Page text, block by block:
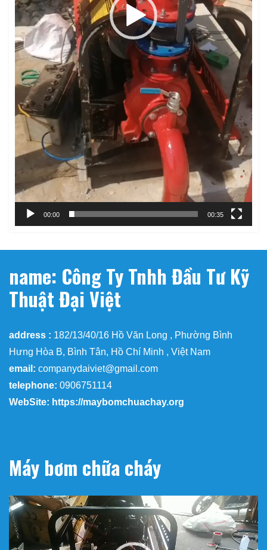
00:00 00:35
name: Công Ty Tnhh Đầu Tư Kỹ
Thuật Đại Việt
address : 182/13/40/16 Hồ Văn Long , Phường Bình
Hưng Hòa B, Bình Tân, Hồ Chí Minh , Việt Nam
email: companydaiviet@gmail.com
telephone: 0906751114
WebSite: https://maybomchuachay.org
Máy bơm chữa cháy
Trình
chơi
Video